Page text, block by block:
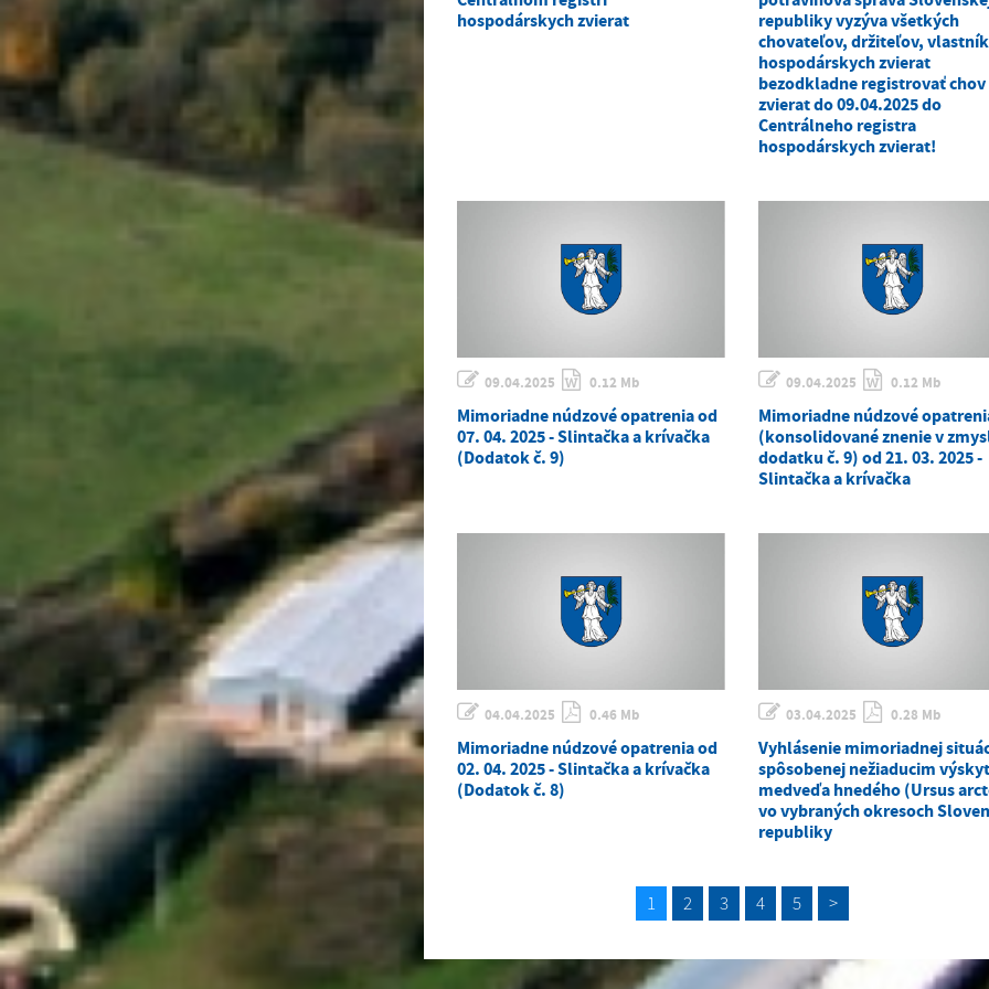
hospodárskych zvierat
republiky vyzýva všetkých
chovateľov, držiteľov,
hospodárskych zvierat
bezodkladne registrovať chov
zvierat do 09.04.2025 do
Centrálneho registra
hospodárskych zvierat!
09.04.2025 0.12 Mb
Mimoriadne núdzové opatrenia od
07. 04. 2025 - Slintačka a krívačka
(Dodatok č. 9)
09.04.2025 0.12 Mb
Mimoriadne núdzové
(konsolidované znenie v
dodatku č. 9) od 21. 03. 2025 -
Slintačka a krívačka
04.04.2025 0.46 Mb
Mimoriadne núdzové opatrenia od
02. 04. 2025 - Slintačka a krívačka
(Dodatok č. 8)
03.04.2025 0.28 Mb
Vyhlásenie mimoriadnej
spôsobenej nežiaducim
medveďa hnedého (Ursus
vo vybraných okresoch
republiky
1 2 3 4 5 >